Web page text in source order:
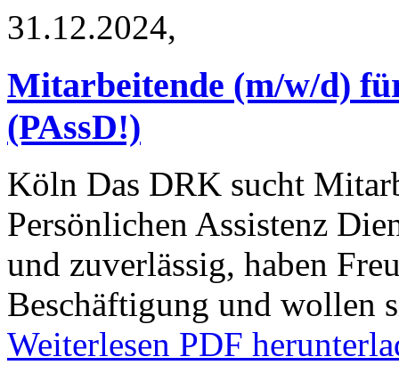
31.12.2024,
Mitarbeitende (m/w/d)
(PAssD!)
Köln Das DRK sucht
Persönlichen Assistenz
und zuverlässig, haben
Beschäftigung und wollen
Weiterlesen PDF